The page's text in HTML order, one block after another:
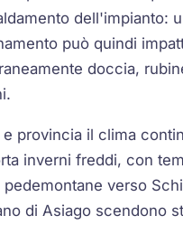
dell'impianto:
può quindi
doccia,
provincia il clima
inverni freddi, con
pedemontane verso
di Asiago scendono